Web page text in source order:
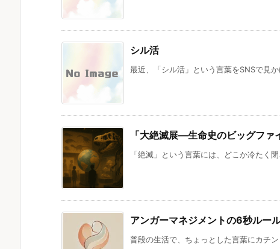
シル活
最近、「シル活」という言葉をSNSで見
「大絶滅展―生命史のビッグフ
「絶滅」という言葉には、どこか冷た
アンガーマネジメントの6秒ルー
普段の生活で、ちょっとした言葉にカチ